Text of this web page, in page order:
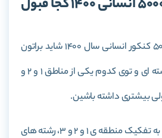
با رتبه 48000-50000 انسانی 1400 کجا قبول
با رتبه ی 48000 تا 50000 کنکور انسانی سال 1400 شاید براتون
سوال باشه که تو چه رشته ای و توی کدوم یکی از مناطق 1 و 2 و
در جداول زیر می تونین به تفکیک منطقه ی 1 و 2 و 3، رشته های